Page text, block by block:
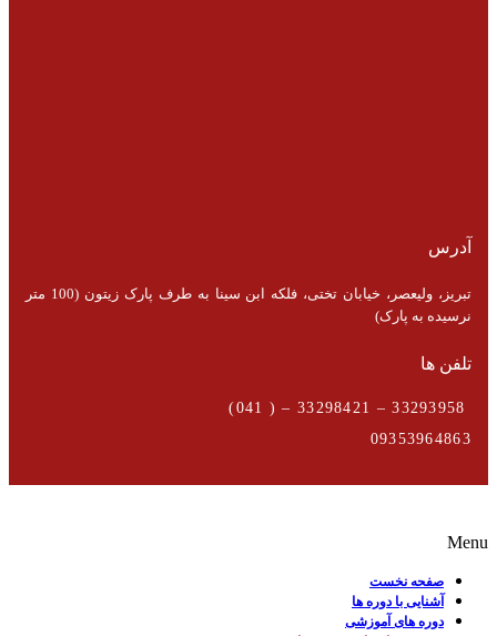
آدرس
تبریز، ولیعصر، خیابان تختی، فلکه ابن سینا به طرف پارک زیتون (100 متر
نرسیده به پارک)
تلفن ها
09353964863
Menu
صفحه نخست
آشنایی با دوره ها
دوره های آموزشی